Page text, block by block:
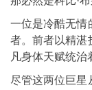
一位是冷酷无情
者。前者以精湛
凡身体天赋统治
尽管这两位巨星